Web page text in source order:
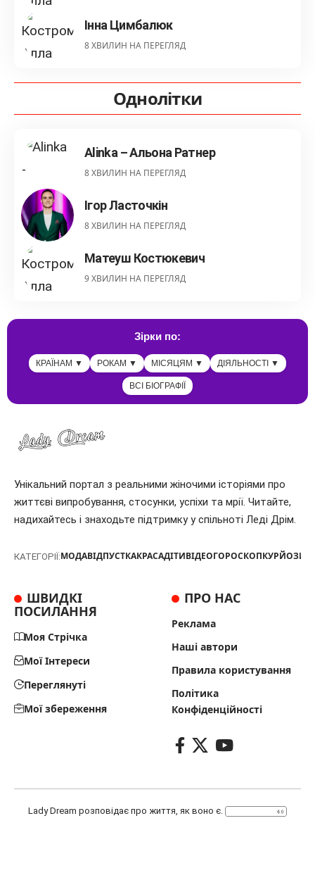
Інна Цимбалюк
8 ХВИЛИН НА ПЕРЕГЛЯД
Однолітки
Alinka – Альона Ратнер
8 ХВИЛИН НА ПЕРЕГЛЯД
Ігор Ласточкін
8 ХВИЛИН НА ПЕРЕГЛЯД
Матеуш Костюкевич
9 ХВИЛИН НА ПЕРЕГЛЯД
Зірки по:
КРАЇНАМ ▼ РОКАМ ▼ МІСЯЦЯМ ▼ ДІЯЛЬНОСТІ ▼
ВСІ БІОГРАФІЇ
Унікальний портал з реальними жіночими історіями про
життєві випробування, стосунки, успіхи та мрії. Читайте,
надихайтесь і знаходьте підтримку у спільноті Леді Дрім.
КАТЕГОРІЇ:МОДАВІДПУСТКАКРАСАДІТИВІДЕОГОРОСКОПКУРЙОЗИ
ШВИДКІ
ПОСИЛАННЯ
Моя Стрічка
Мої Інтереси
Переглянуті
Мої збереження
ПРО НАС
Реклама
Наші автори
Правила користування
Політика
Конфіденційності
Lady Dream розповідає про життя, як воно є.